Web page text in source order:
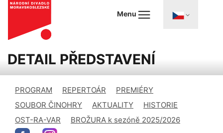
Menu
DETAIL PŘEDSTAVENÍ
PROGRAM REPERTOÁR
PREMIÉRY
SOUBOR ČINOHRY
AKTUALITY
HISTORIE
OST-RA-VAR
BROŽURA k sezóně 2025/2026